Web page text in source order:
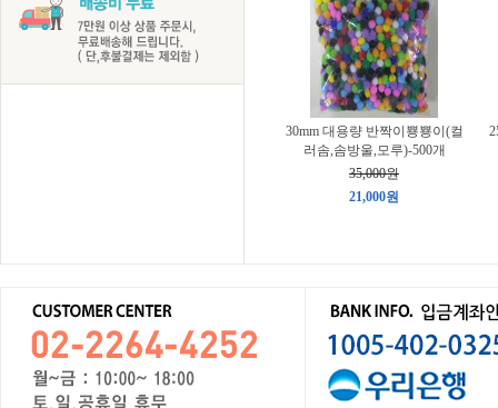
30mm 대용량 반짝이뿅뿅이(컬
러솜,솜방울,모루)-500개
35,000원
21,000원